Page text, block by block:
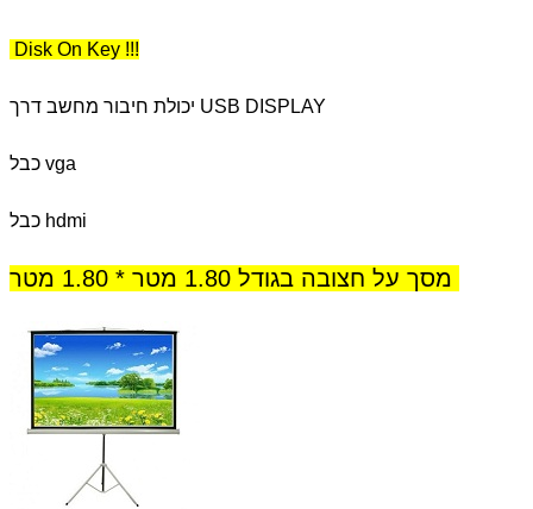
Disk On Key !!!
יכולת חיבור מחשב דרך USB DISPLAY
כבל vga
כבל hdmi